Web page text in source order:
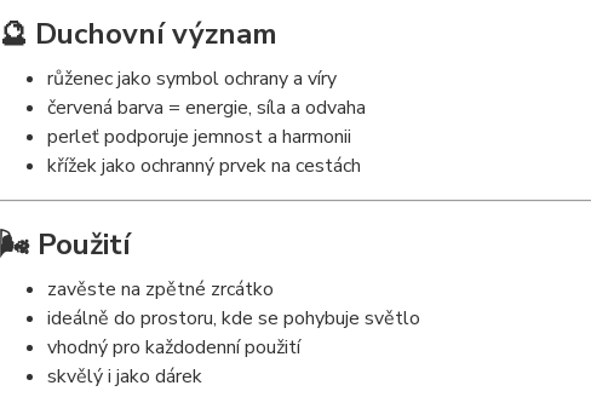
🔮 Duchovní význam
růženec jako symbol ochrany a víry
červená barva = energie, síla a odvaha
perleť podporuje jemnost a harmonii
křížek jako ochranný prvek na cestách
🌬️ Použití
zavěste na zpětné zrcátko
ideálně do prostoru, kde se pohybuje světlo
vhodný pro každodenní použití
skvělý i jako dárek